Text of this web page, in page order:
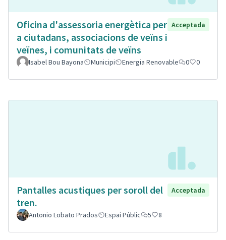
Oficina d'assessoria energètica per
a ciutadans, associacions de veïns i
veïnes, i comunitats de veïns
Acceptada
Isabel Bou Bayona Municipi Energia Renovable 0 0
Pantalles acustiques per soroll del
tren.
Acceptada
Antonio Lobato Prados Espai Públic 5 8